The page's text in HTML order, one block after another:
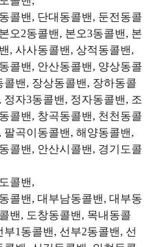
콜밴, 단대동콜밴, 둔전동콜
오2동콜밴, 본오3동콜밴, 본
, 사사동콜밴, 상적동콜밴,
콜밴, 안산동콜밴, 양상동콜
밴, 장상동콜밴, 장하동콜
자3동콜밴, 정자동콜밴, 조
콜밴, 창곡동콜밴, 천천동콜
곡이동콜밴, 해양동콜밴,
콜밴, 안산시콜밴, 경기도콜
콜밴,
콜밴, 대부남동콜밴, 대부동
밴, 도창동콜밴, 목내동콜
1동콜밴, 선부2동콜밴, 선